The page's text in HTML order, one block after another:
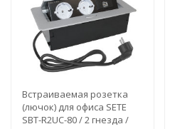
Встраиваемая розетка
(лючок) для офиса SETE
SBT-R2UC-80 / 2 гнезда /